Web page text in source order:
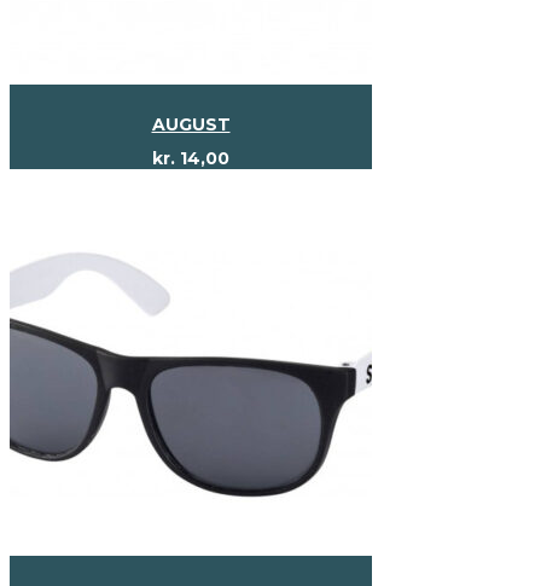
AUGUST
kr. 14,00